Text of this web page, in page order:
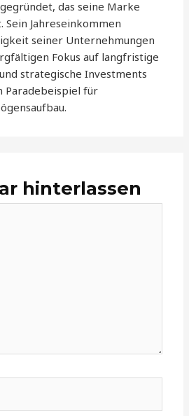
das seine Marke
Jahreseinkommen
seiner Unternehmungen
Fokus auf langfristige
strategische Investments
Paradebeispiel für
hinterlassen